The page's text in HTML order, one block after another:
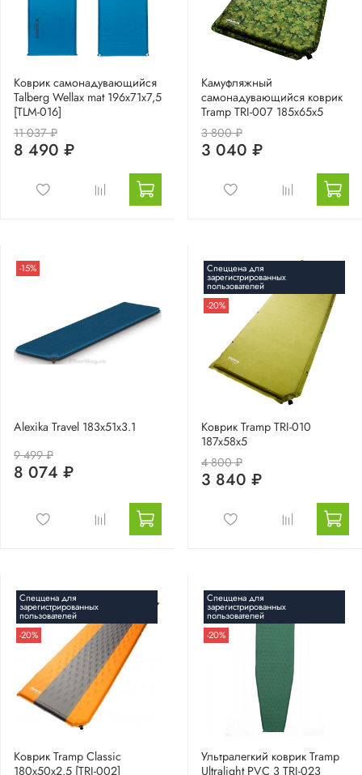
Коврик самонадувающийся
Talberg Wellax mat 196x71x7,5
[TLM-016]
11 037 ₽
8 490 ₽
Камуфляжный
самонадувающийся коврик
Tramp TRI-007 185х65х5
3 800 ₽
3 040 ₽
-15%
Alexika Travel 183x51x3.1
9 499 ₽
8 074 ₽
Спеццена для
зарегистрированных
пользователей
-20%
Коврик Tramp TRI-010
187x58x5
4 800 ₽
3 840 ₽
Спеццена для
зарегистрированных
пользователей
-20%
Коврик Tramp Classic
180х50х2.5 [TRI-002]
Спеццена для
зарегистрированных
пользователей
-20%
Ультралегкий коврик Tramp
Ultralight PVC 3 TRI-023